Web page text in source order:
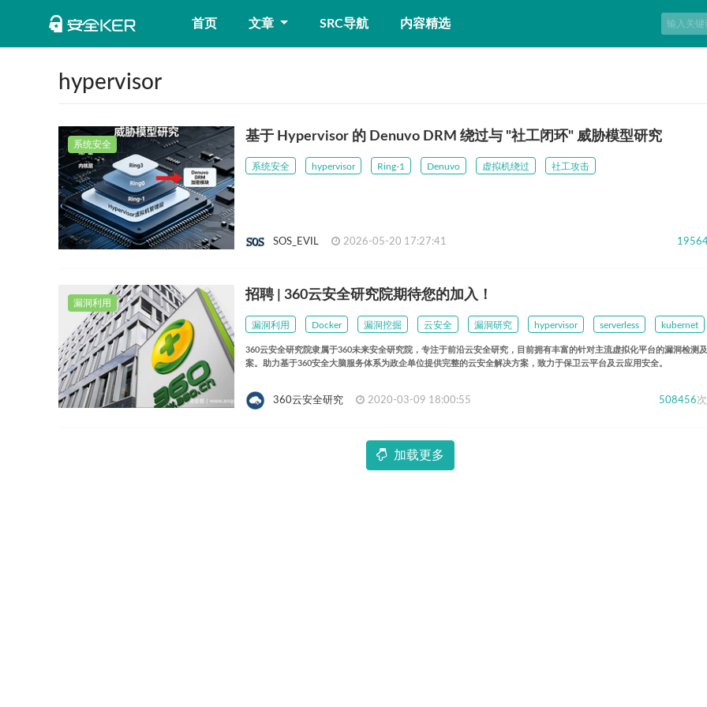
首页 文章 SRC导航 内容精选
hypervisor
系统安全
基于 Hypervisor 的 Denuvo DRM 绕过与 "社工闭环" 威胁模型研究
系统安全 hypervisor Ring-1 Denuvo 虚拟机绕过 社工攻击
SOS_EVIL 2026-05-20 17:27:41
漏洞利用
招聘 | 360云安全研究院期待您的加入！
漏洞利用 Docker 漏洞挖掘 云安全 漏洞研究 hypervisor serverless kubernet
360云安全研究院隶属于360未来安全研究院，专注于前沿云安全研究，目前拥有丰富的针对主流虚拟化平台的漏洞检测
案。助力基于360安全大脑服务体系为政企单位提供完整的云安全解决方案，致力于保卫云平台及云应用安全。
360云安全研究 2020-03-09 18:00:55 508456
加载更多